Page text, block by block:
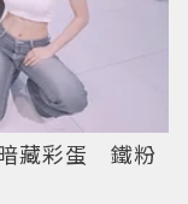
藏彩蛋 鐵粉